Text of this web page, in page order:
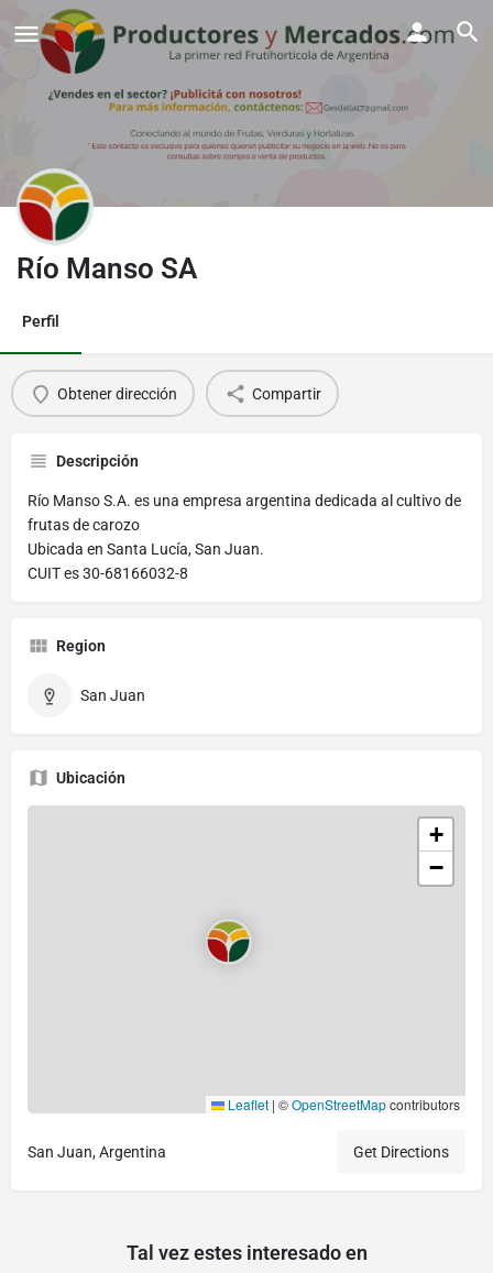
Río Manso SA
Perfil
Obtener dirección Compartir
Descripción
Río Manso S.A. es una empresa argentina dedicada al cultivo de
frutas de carozo
Ubicada en Santa Lucía, San Juan.
CUIT es 30-68166032-8
Region
San Juan
Ubicación
+
−
Leaflet | ©OpenStreetMapcontributors
San Juan, Argentina Get Directions
Tal vez estes interesado en